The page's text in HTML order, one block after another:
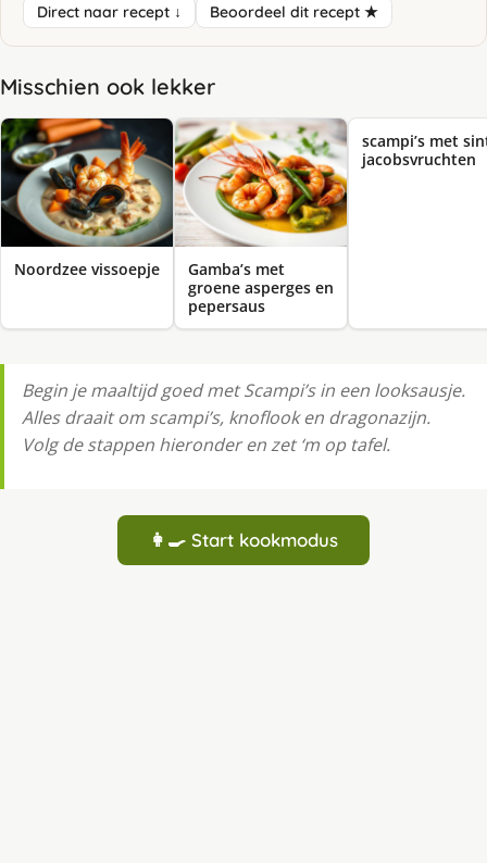
Direct naar recept ↓ Beoordeel dit recept ★
Misschien ook lekker
Noordzee vissoepje
Gamba’s met
groene asperges en
pepersaus
scampi’s met
jacobsvruchten
Begin je maaltijd goed met Scampi’s in een looksausje.
Alles draait om scampi’s, knoflook en dragonazijn.
Volg de stappen hieronder en zet ‘m op tafel.
👩‍🍳 Start kookmodus